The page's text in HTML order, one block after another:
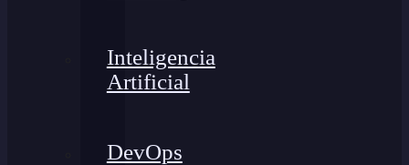
Inteligencia
Artificial
DevOps